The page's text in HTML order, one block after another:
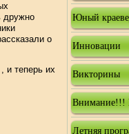
дружно
о
и теперь их
Юный
Инновации
Викторины
Внимание!!!
Летняя